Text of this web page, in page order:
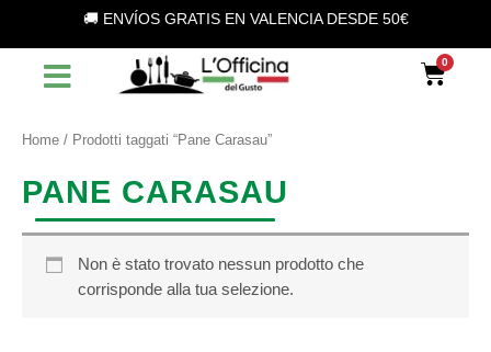
contenuto
🚚 ENVÍOS GRATIS EN VALENCIA DESDE 50€
l
o
u
a
Home / Prodotti taggati “Pane Carasau”
PANE CARASAU
Non è stato trovato nessun prodotto che
corrisponde alla tua selezione.